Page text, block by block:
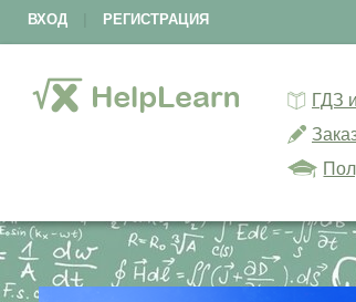
ВХОД РЕГИСТРАЦИЯ
ГДЗ